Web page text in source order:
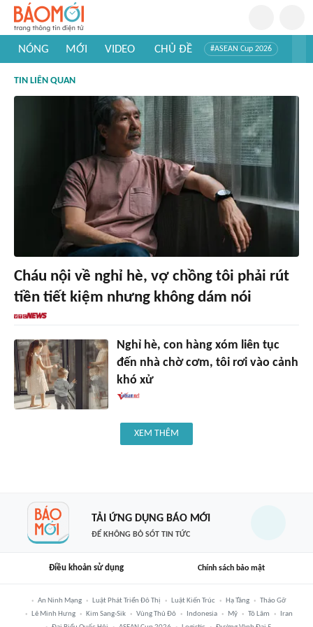
NÓNG MỚI VIDEO CHỦ ĐỀ #ASEAN Cup 2026
#Khám phá thế giới
TIN LIÊN QUAN
Cháu nội về nghỉ hè, vợ chồng tôi phải rút
tiền tiết kiệm nhưng không dám nói
Nghỉ hè, con hàng xóm liên tục
đến nhà chờ cơm, tôi rơi vào cảnh
khó xử
XEM THÊM
TẢI ỨNG DỤNG BÁO MỚI
ĐỂ KHÔNG BỎ SÓT TIN TỨC
Điều khoản sử dụng Chính sách bảo mật
An Ninh Mạng Luật Phát Triển Đô Thị Luật Kiến Trúc Hạ Tầng
Tháo Gỡ
Lê Minh Hưng
Kim Sang-Sik Vùng Thủ Đô Indonesia Mỹ Tô Lâm
Iran